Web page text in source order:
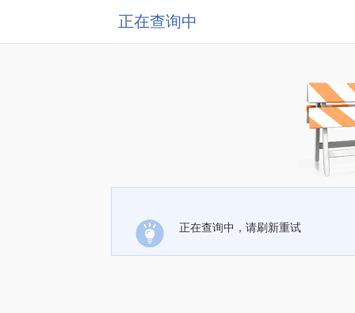
正在查询中
正在查询中，请刷新重试